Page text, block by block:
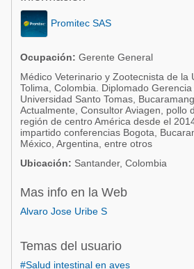
Acuacultura
Micotoxinas
Avicultura
Porcicultura
Lechería
Balanceados - Piensos
Comunidades en portugués
Avicultura
Porcicultura
Ganadería
Lechería
Promitec SAS
Ocupación: Gerente General
Médico Veterinario y Zootecnista de la
Tolima, Colombia. Diplomado Gerencia
Universidad Santo Tomas,
Actualmente, Consultor Aviagen, pollo
región de centro América desde el
impartido conferencias Bogota,
México, Argentina, entre otros
Ubicación: Santander, Colombia
Mas info en la Web
Alvaro Jose Uribe S
Temas del usuario
#Salud intestinal en aves